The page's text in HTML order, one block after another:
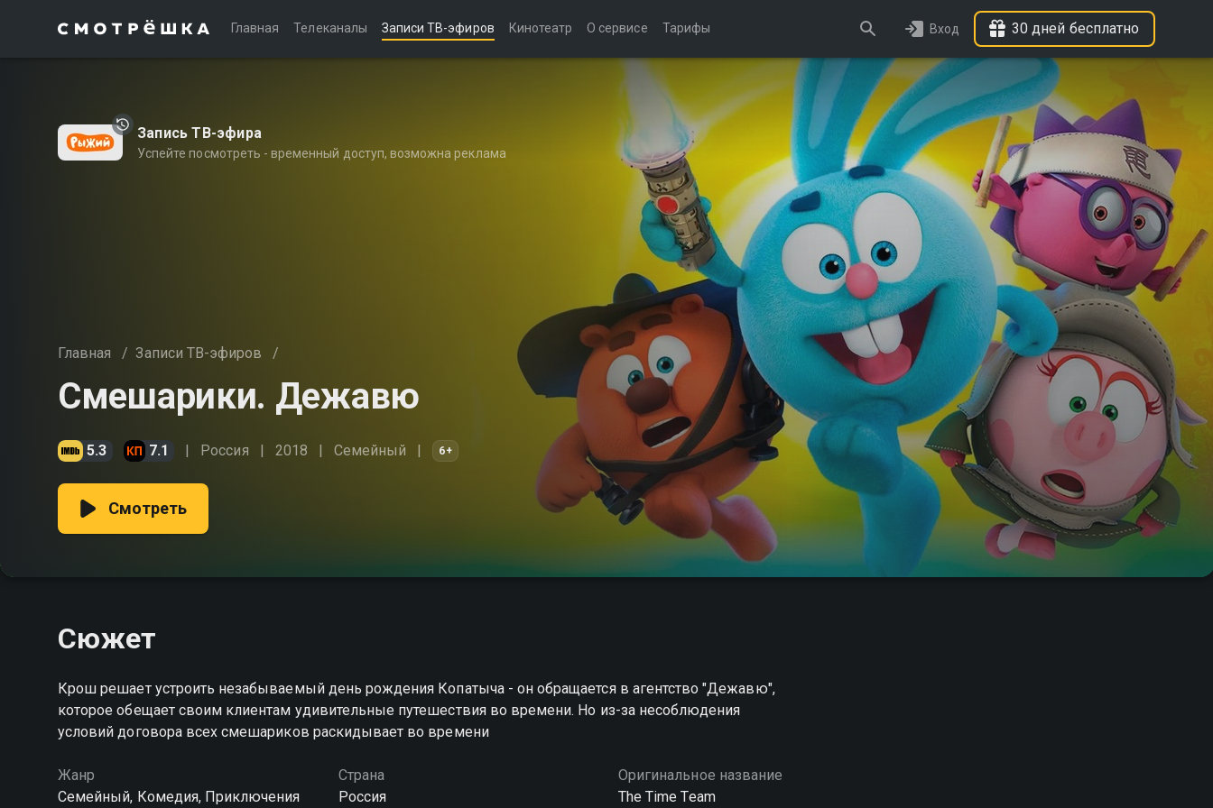
Главная Телеканалы Записи ТВ-эфиров Кинотеатр О сервисе Тарифы Вход 30 дней бесплатно
Запись ТВ-эфира
Успейте посмотреть - временный доступ, возможна реклама
Главная / Записи ТВ-эфиров /
Смешарики. Дежавю
5.3 7.1 Россия 2018 Cемейный 6+
Смотреть
Сюжет
Крош решает устроить незабываемый день рождения Копатыча - он обращается в агентство "Дежавю",
которое обещает своим клиентам удивительные путешествия во времени. Но из-за несоблюдения
условий договора всех смешариков раскидывает во времени
Жанр
Cемейный, Комедия, Приключения
Страна
Россия
Оригинальное название
The Time Team